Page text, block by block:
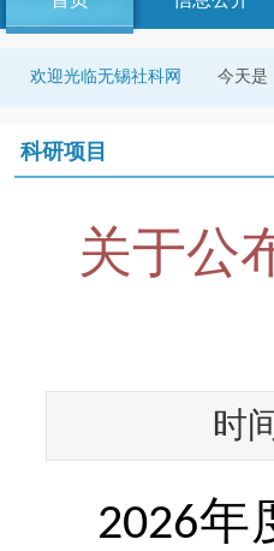
欢迎光临无锡社科网 今天是
科研项目
关于公
时
2026年